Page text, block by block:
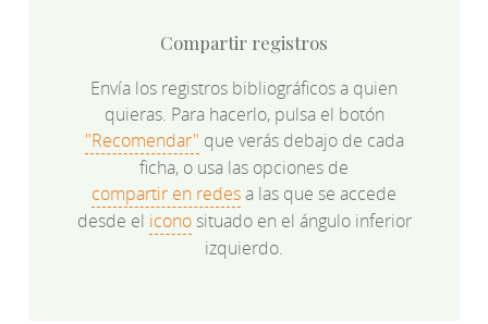
Compartir registros
Envía los registros bibliográficos a quien
quieras. Para hacerlo, pulsa el botón
"Recomendar" que verás debajo de cada
ficha, o usa las opciones de
compartir en redesa las que se accede
desde el iconosituado en el ángulo inferior
izquierdo.